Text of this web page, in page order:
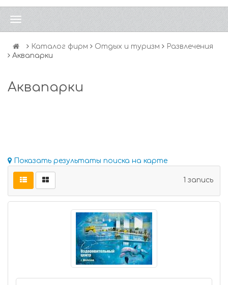
Каталог фирм Отдых и туризм
Развлечения
Аквапарки
Аквапарки
Показать результаты поиска на карте
1 запись